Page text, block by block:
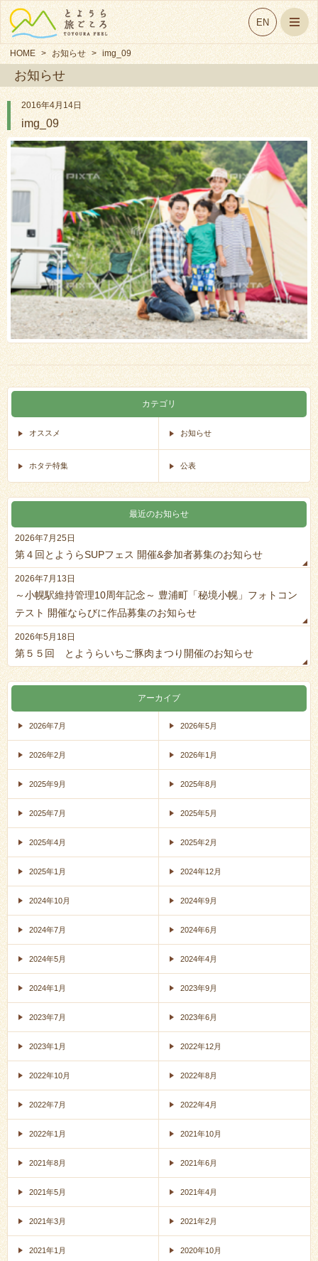
EN
HOME > お知らせ > img_09
お知らせ
2016年4月14日
img_09
カテゴリ
オススメ お知らせ
ホタテ特集 公表
最近のお知らせ
2026年7月25日
第４回とようらSUPフェス 開催&参加者募集のお知らせ
2026年7月13日
～小幌駅維持管理10周年記念～ 豊浦町「秘境小幌」フォトコン
テスト 開催ならびに作品募集のお知らせ
2026年5月18日
第５５回 とようらいちご豚肉まつり開催のお知らせ
アーカイブ
2026年7月 2026年5月
2026年2月 2026年1月
2025年9月 2025年8月
2025年7月 2025年5月
2025年4月 2025年2月
2025年1月 2024年12月
2024年10月 2024年9月
2024年7月 2024年6月
2024年5月 2024年4月
2024年1月 2023年9月
2023年7月 2023年6月
2023年1月 2022年12月
2022年10月 2022年8月
2022年7月 2022年4月
2022年1月 2021年10月
2021年8月 2021年6月
2021年5月 2021年4月
2021年3月 2021年2月
2021年1月 2020年10月